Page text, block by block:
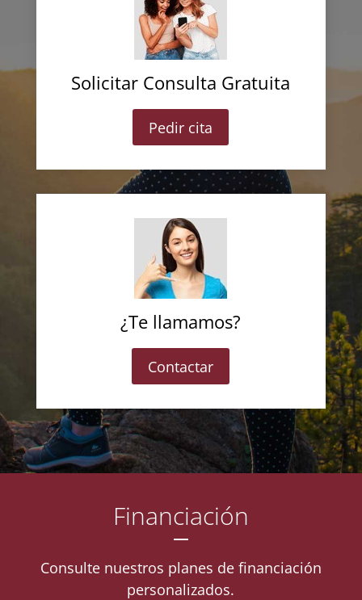
Solicitar Consulta Gratuita
Pedir cita
¿Te llamamos?
Contactar
Financiación
Consulte nuestros planes de financiación
personalizados.